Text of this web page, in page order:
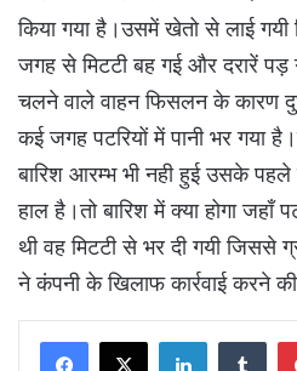
किया गया है।उसमें खेतो से लाई
जगह से मिटटी बह गई और दरारें
चलने वाले वाहन फिसलन के कारण
कई जगह पटरियों में पानी भर गया
बारिश आरम्भ भी नही हुई उसके पहले
हाल है।तो बारिश में क्या होगा जहाँ
थी वह मिटटी से भर दी गयी जिससे
ने कंपनी के खिलाफ कार्रवाई करने